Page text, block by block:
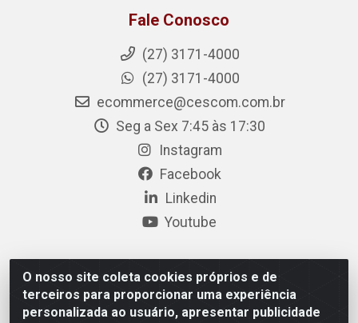
O nosso site coleta cookies próprios e de
terceiros para proporcionar uma experiência
personalizada ao usuário, apresentar publicidade
Fale Conosco
(27) 3171-4000
(27) 3171-4000
ecommerce@cescom.com.br
Seg a Sex 7:45 às 17:30
Instagram
Facebook
Linkedin
Youtube
Cescom Distribuidor - Rodovia BR 101, Km 163, S/N –
Rio Quartel, Linhares/ES – CEP 29.900-983 – CNPJ